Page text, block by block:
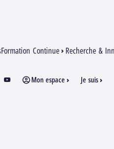
Formation Continue Recherche &
Mon espace Je suis
youtube